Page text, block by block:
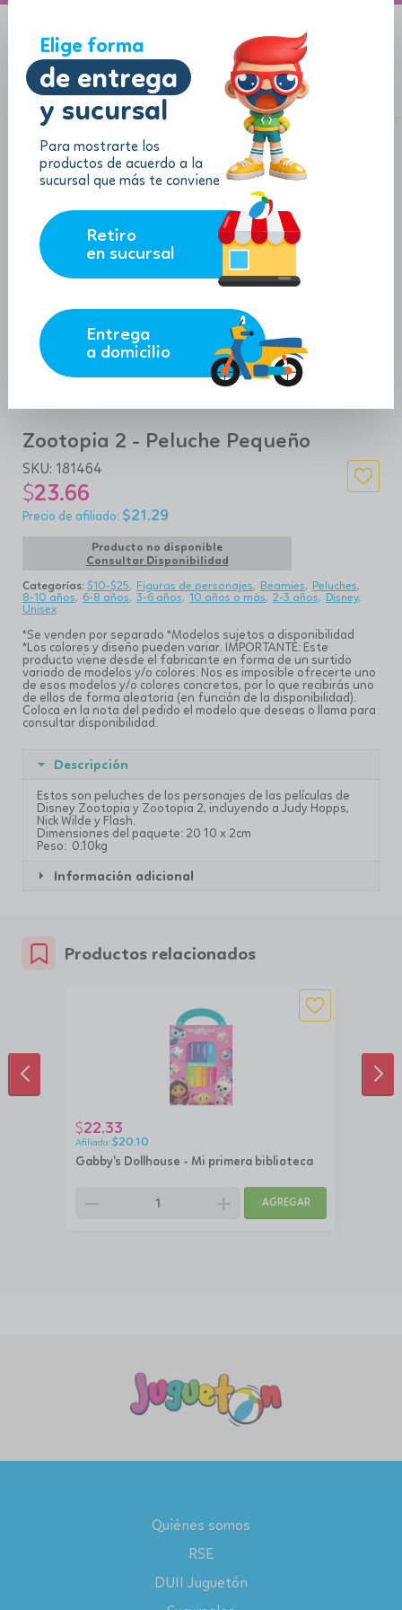
Elige forma
de entrega
y sucursal
Para mostrarte los
productos de acuerdo a la
sucursal que más te conviene
Retiro
en sucursal
Entrega
a domicilio
Zootopia 2 - Peluche Pequeño
SKU: 181464
$23.66
$21.29
Producto no disponible
Consultar Disponibilidad
Categorías: $10-$25 Figuras de personajes Beamies
Peluches
8-10 años
6-8 años 3-6 años 10 años o más 2-3 años
Disney
Unisex
*Se venden por separado *Modelos sujetos a disponibilidad
*Los colores y diseño pueden variar. IMPORTANTE: Este
producto viene desde el fabricante en forma de un surtido
variado de modelos y/o colores. Nos es imposible ofrecerte uno
de esos modelos y/o colores concretos, por lo que recibirás uno
de ellos de forma aleatoria (en función de la disponibilidad).
Coloca en la nota del pedido el modelo que deseas o llama para
consultar disponibilidad.
Descripción
Estos son peluches de los personajes de las películas de
Disney Zootopia y Zootopia 2, incluyendo a Judy Hopps,
Nick Wilde y Flash.
Dimensiones del paquete: 20 10 x 2cm
Peso: 0.10kg
Información adicional
Productos relacionados
Gabby's Dollhouse - Mi primera biblioteca
$22.33
$20.10
remove add AGREGAR
ANTERIOR
Quiénes somos
RSE
DUII Juguetón